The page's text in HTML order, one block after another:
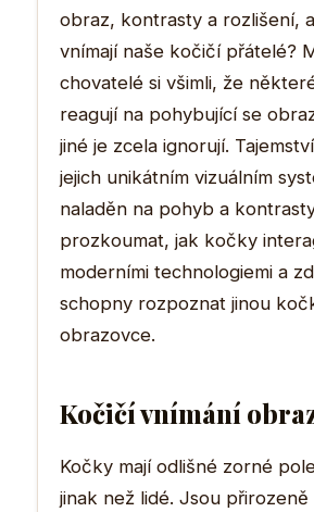
obraz, kontrasty a rozlišení,
vnímají naše kočičí přátelé?
chovatelé si všimli, že
reagují na pohybující se
jiné je zcela ignorují.
jejich unikátním vizuálním
naladěn na pohyb a
prozkoumat, jak kočky
moderními technologiemi a
schopny rozpoznat jinou
obrazovce.
Kočičí vnímání
Kočky mají odlišné zorné
jinak než lidé. Jsou přirozeně